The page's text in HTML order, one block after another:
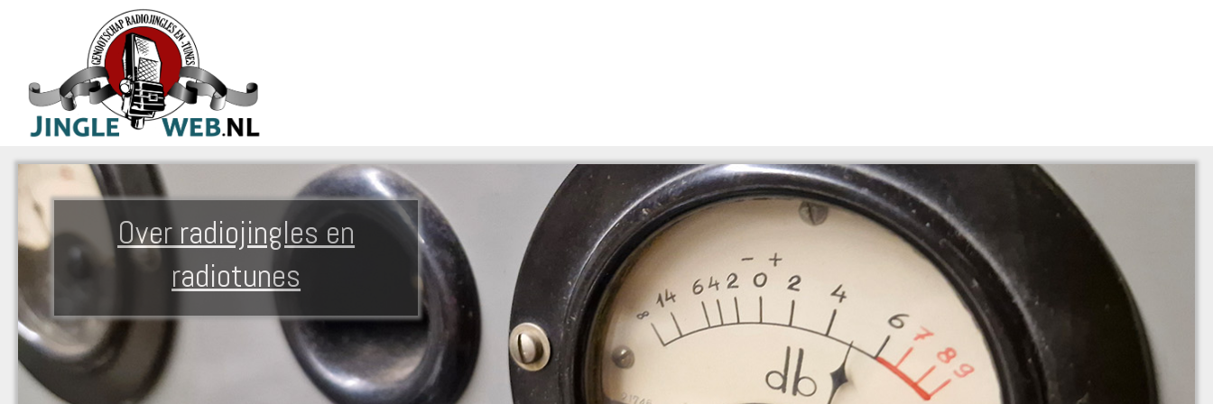
Over radiojingles en
radiotunes